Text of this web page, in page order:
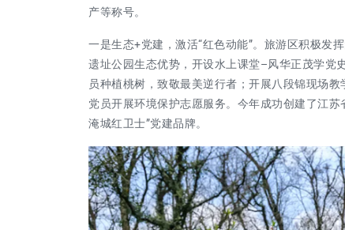
产等称号。
一是生态+党建，激活“红色动能”。 旅游区积极发
遗址公园生态优势，开设水上课堂–风华正茂学党
员种植桃树，致敬最美逆行者；开展八段锦现场
党员开展环境保护志愿服务。今年成功创建了江
淹城红卫士”党建品牌。